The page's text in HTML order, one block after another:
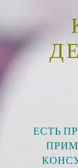
ЕСТЬ